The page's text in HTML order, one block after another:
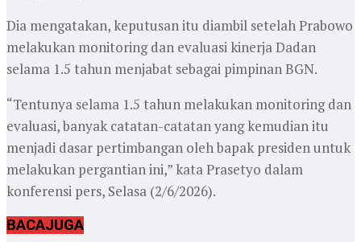
Dia mengatakan, keputusan itu diambil setelah Prabowo
melakukan monitoring dan evaluasi kinerja Dadan
selama 1.5 tahun menjabat sebagai pimpinan BGN.
“Tentunya selama 1.5 tahun melakukan monitoring dan
evaluasi, banyak catatan-catatan yang kemudian itu
menjadi dasar pertimbangan oleh bapak presiden untuk
melakukan pergantian ini,” kata Prasetyo dalam
konferensi pers, Selasa (2/6/2026).
BACAJUGA